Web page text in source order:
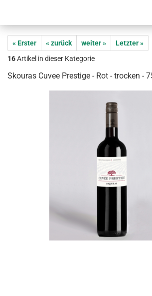
« Erster « zurück weiter »
Letzter »
16Artikel in dieser Kategorie
Skouras Cuvee Prestige - Rot - trocken -